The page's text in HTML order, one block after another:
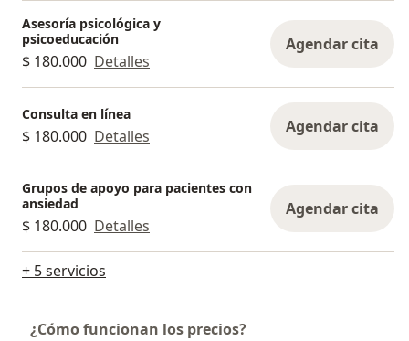
Asesoría psicológica y
psicoeducación
$ 180.000 Detalles
Agendar cita
Consulta en línea
$ 180.000 Detalles Agendar cita
Grupos de apoyo para pacientes con
ansiedad
$ 180.000 Detalles
Agendar cita
+ 5 servicios
¿Cómo funcionan los precios?